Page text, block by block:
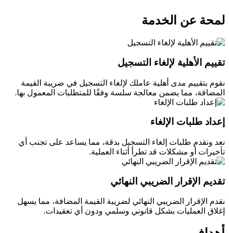
لمحة عن الخدمة
تقييم الأهلية لإلغاء التسجيل
نقوم بتقييم مدى أهلية عاملك لإلغاء التسجيل في ضريبة القيمة
المضافة، مما يضمن معالجة سلسة وفقًا للمتطلبات المعمول بها.
إعداد طلبات الإلغاء
نعد ونقدم طلبات إلغاء التسجيل بدقة، مما يساعد على تجنب أي
تأخيرات أو مشكلات قد تطرأ أثناء العملية.
تقديم الإقرار الضريبي النهائي
نقدم الإقرار الضريبي النهائي لضريبة القيمة المضافة، مما يسهل
إغلاق العمليات بشكل قانوني وسلمي ودون أي تعقيدات.